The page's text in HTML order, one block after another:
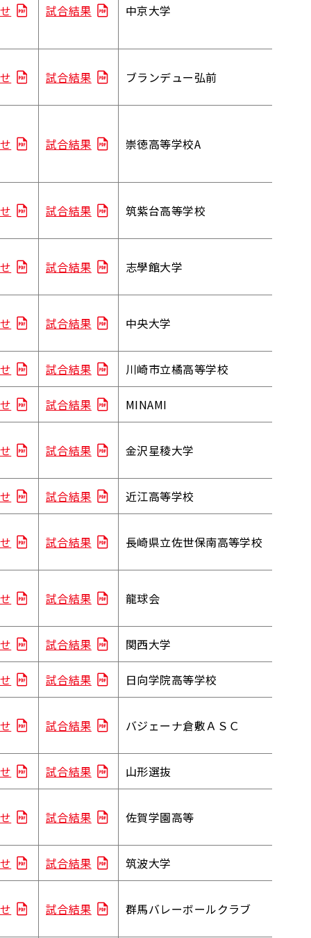
試合結果 中京大学
試合結果 ブランデュー弘前
試合結果 崇徳高等学校A
試合結果 筑紫台高等学校
試合結果 志學館大学
試合結果 中央大学
試合結果 川崎市立橘高等学校
試合結果 MINAMI
試合結果 金沢星稜大学
試合結果 近江高等学校
試合結果 長崎県立佐世保南高等学校
試合結果 龍球会
試合結果 関西大学
試合結果 日向学院高等学校
試合結果 バジェーナ倉敷ＡＳＣ
試合結果 山形選抜
試合結果 佐賀学園高等
試合結果 筑波大学
試合結果 群馬バレーボールクラブ